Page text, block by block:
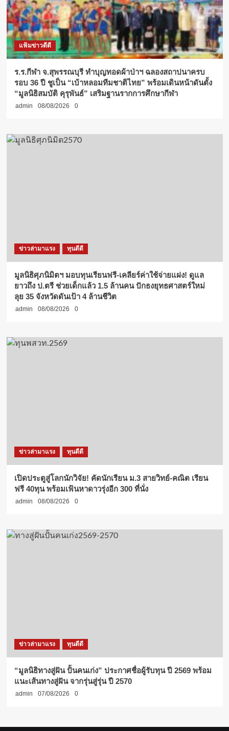
แฟ้มข่าวดีดี
ร.ร.กีฬา จ.สุพรรณบุรี ทำบุญทอดผ้าป่าฯ ฉลองสถาปนาครบ
รอบ 36 ปี ชูเป็น “เบ้าหลอมทีมชาติไทย” พร้อมเดินหน้าดันตั้ง
“มูลนิธิสมบัติ คุรุพันธ์” เสริมฐานรากการศึกษากีฬา
admin 08/08/2026 0
ข่าวล่ามาแรง ทุนดีดี
มูลนิธิศุภนิมิตฯ มอบทุนเรียนฟรี-เคลียร์ค่าใช้จ่ายแฝง! ดูแล
ยาวถึง ป.ตรี ช่วยเด็กแล้ว 1.5 ล้านคน ปักธงยุทธศาสตร์ใหม่
ลุย 35 จังหวัดดันเป้า 4 ล้านชีวิต
admin 08/08/2026 0
ข่าวล่ามาแรง ทุนดีดี
เปิดประตูสู่โลกนักวิจัย! คัดนักเรียน ม.3 สายวิทย์-คณิต เรียน
ฟรี 40ทุน พร้อมเฟ้นหาดาวรุ่งอีก 300 ที่นั่ง
admin 08/08/2026 0
ข่าวล่ามาแรง ทุนดีดี
“มูลนิธิทางสู่ฝัน ปั้นคนเก่ง” ประกาศชื่อผู้รับทุน ปี 2569 พร้อม
แนะเส้นทางสู่ฝัน จากรุ่นสู่รุ่น ปี 2570
admin 07/08/2026 0